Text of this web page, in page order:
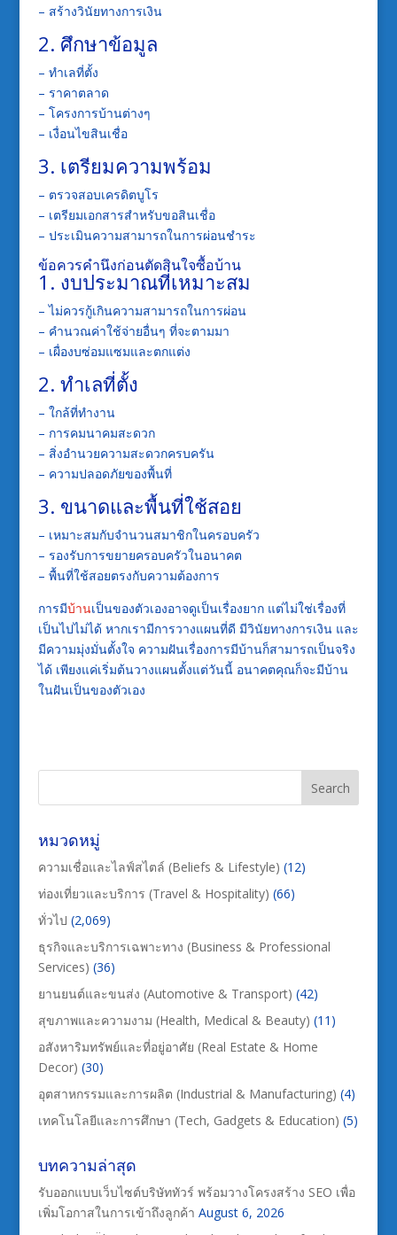
– สร้างวินัยทางการเงิน
2. ศึกษาข้อมูล
– ทำเลที่ตั้ง
– ราคาตลาด
– โครงการบ้านต่างๆ
– เงื่อนไขสินเชื่อ
3. เตรียมความพร้อม
– ตรวจสอบเครดิตบูโร
– เตรียมเอกสารสำหรับขอสินเชื่อ
– ประเมินความสามารถในการผ่อนชำระ
ข้อควรคำนึงก่อนตัดสินใจซื้อบ้าน
1. งบประมาณที่เหมาะสม
– ไม่ควรกู้เกินความสามารถในการผ่อน
– คำนวณค่าใช้จ่ายอื่นๆ ที่จะตามมา
– เผื่องบซ่อมแซมและตกแต่ง
2. ทำเลที่ตั้ง
– ใกล้ที่ทำงาน
– การคมนาคมสะดวก
– สิ่งอำนวยความสะดวกครบครัน
– ความปลอดภัยของพื้นที่
3. ขนาดและพื้นที่ใช้สอย
– เหมาะสมกับจำนวนสมาชิกในครอบครัว
– รองรับการขยายครอบครัวในอนาคต
– พื้นที่ใช้สอยตรงกับความต้องการ
การมีบ้านเป็นของตัวเองอาจดูเป็นเรื่องยาก แต่ไม่ใช่เรื่องที่
เป็นไปไม่ได้ หากเรามีการวางแผนที่ดี มีวินัยทางการเงิน และ
มีความมุ่งมั่นตั้งใจ ความฝันเรื่องการมีบ้านก็สามารถเป็นจริง
ได้ เพียงแค่เริ่มต้นวางแผนตั้งแต่วันนี้ อนาคตคุณก็จะมีบ้าน
ในฝันเป็นของตัวเอง
หมวดหมู่
ความเชื่อและไลฟ์สไตล์ (Beliefs & Lifestyle) (12)
ท่องเที่ยวและบริการ (Travel & Hospitality) (66)
ทั่วไป (2,069)
ธุรกิจและบริการเฉพาะทาง (Business & Professional
Services) (36)
ยานยนต์และขนส่ง (Automotive & Transport) (42)
สุขภาพและความงาม (Health, Medical & Beauty) (11)
อสังหาริมทรัพย์และที่อยู่อาศัย (Real Estate & Home
Decor) (30)
อุตสาหกรรมและการผลิต (Industrial & Manufacturing) (4)
เทคโนโลยีและการศึกษา (Tech, Gadgets & Education) (5)
บทความล่าสุด
รับออกแบบเว็บไซต์บริษัททัวร์ พร้อมวางโครงสร้าง SEO เพื่อ
เพิ่มโอกาสในการเข้าถึงลูกค้า August 6, 2026